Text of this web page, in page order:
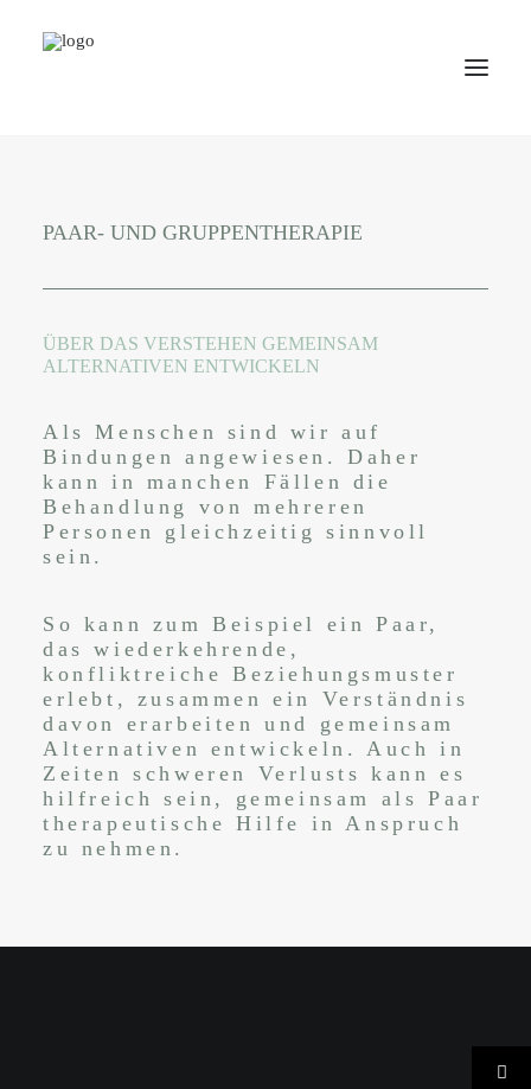
PAAR- UND GRUPPENTHERAPIE
ÜBER DAS VERSTEHEN GEMEINSAM
ALTERNATIVEN ENTWICKELN
Als Menschen sind wir auf
Bindungen angewiesen. Daher
kann in manchen Fällen die
Behandlung von mehreren
Personen gleichzeitig sinnvoll
sein.
So kann zum Beispiel ein Paar,
das wiederkehrende,
konfliktreiche Beziehungsmuster
erlebt, zusammen ein Verständnis
davon erarbeiten und gemeinsam
Alternativen entwickeln. Auch in
Zeiten schweren Verlusts kann es
hilfreich sein, gemeinsam als Paar
therapeutische Hilfe in Anspruch
zu nehmen.